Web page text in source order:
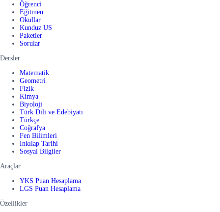
Öğrenci
Eğitmen
Okullar
Kunduz US
Paketler
Sorular
Dersler
Matematik
Geometri
Fizik
Kimya
Biyoloji
Türk Dili ve Edebiyatı
Türkçe
Coğrafya
Fen Bilimleri
İnkılap Tarihi
Sosyal Bilgiler
Araçlar
YKS Puan Hesaplama
LGS Puan Hesaplama
Özellikler